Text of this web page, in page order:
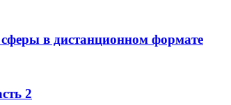
в дистанционном формате
2